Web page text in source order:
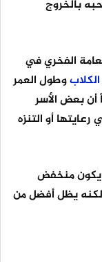
بالخروج
الفخري في
الكلابوطول العمر
بعض الأسر
أو التنزه
يكون منخفض
لكنه يظل أفضل من